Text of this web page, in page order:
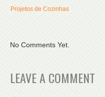
Projetos de Cozinhas
No Comments Yet.
LEAVE A COMMENT